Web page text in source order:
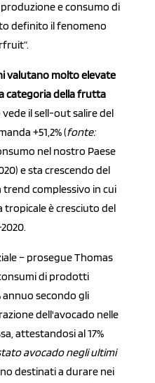
e consumo di
definito il fenomeno
valutano molto elevate
categoria della frutta
vede il sell-out salire del
+51,2% (fonte:
nel nostro Paese
e sta crescendo del
trend complessivo in cui
è cresciuto del
– prosegue Thomas
di prodotti
annuo secondo gli
dell'avocado nelle
attestandosi al 17%
avocado negli ultimi
destinati a durare nei